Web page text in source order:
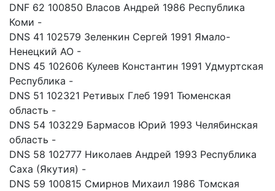
DNF 62 100850 Власов Андрей 1986 Республика
Коми -
DNS 41 102579 Зеленкин Сергей 1991 Ямало-
Ненецкий АО -
DNS 45 102606 Кулеев Константин 1991 Удмуртская
Республика -
DNS 51 102321 Ретивых Глеб 1991 Тюменская
область -
DNS 54 103229 Бармасов Юрий 1993 Челябинская
область -
DNS 58 102777 Николаев Андрей 1993 Республика
Саха (Якутия) -
DNS 59 100815 Смирнов Михаил 1986 Томская